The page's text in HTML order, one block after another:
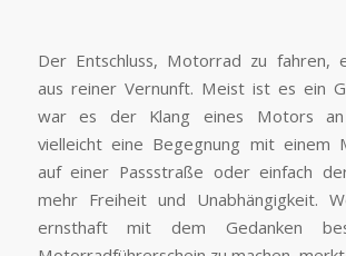
Der Entschluss, Motorrad zu fahren,
aus reiner Vernunft. Meist ist es ein
war es der Klang eines Motors
vielleicht eine Begegnung mit einem
auf einer Passstraße oder einfach
mehr Freiheit und Unabhängigkeit.
ernsthaft mit dem Gedanken